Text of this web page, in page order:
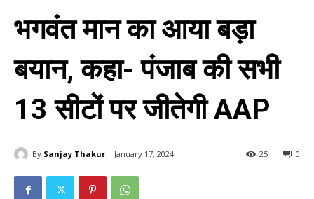
भगवंत मान का आया बड़ा
बयान, कहा- पंजाब की सभी
13 सीटों पर जीतेगी AAP
By Sanjay Thakur January 17, 2024 0
25